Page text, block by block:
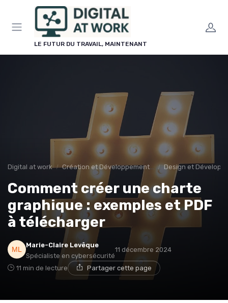
LE FUTUR DU TRAVAIL, MAINTENANT
Digital at work Création et Développement de Sites Web Design et
Comment créer une charte
graphique : exemples et PDF
à télécharger
Marie-Claire Levêque
Spécialiste en cybersécurité
11 décembre 2024
11 min de lecture Partager cette page
Panneau de gestion des cookies